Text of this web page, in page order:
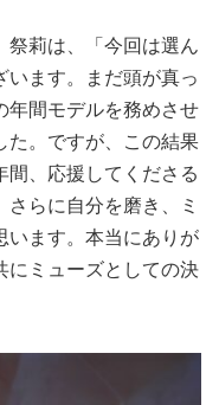
祭莉は、「今回は選ん
ます。まだ頭が真っ
年間モデルを務めさせ
た。ですが、この結果
、応援してくださる
らに自分を磨き、ミ
います。本当にありが
にミューズとしての決